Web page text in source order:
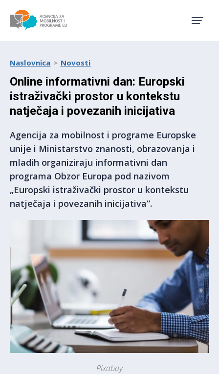
Naslovnica Novosti
Online informativni dan: Europski
istraživački prostor u kontekstu
natječaja i povezanih inicijativa
Agencija za mobilnost i programe Europske
unije i Ministarstvo znanosti, obrazovanja i
mladih organiziraju informativni dan
programa Obzor Europa pod nazivom
„Europski istraživački prostor u kontekstu
natječaja i povezanih inicijativa“.
Pixabay